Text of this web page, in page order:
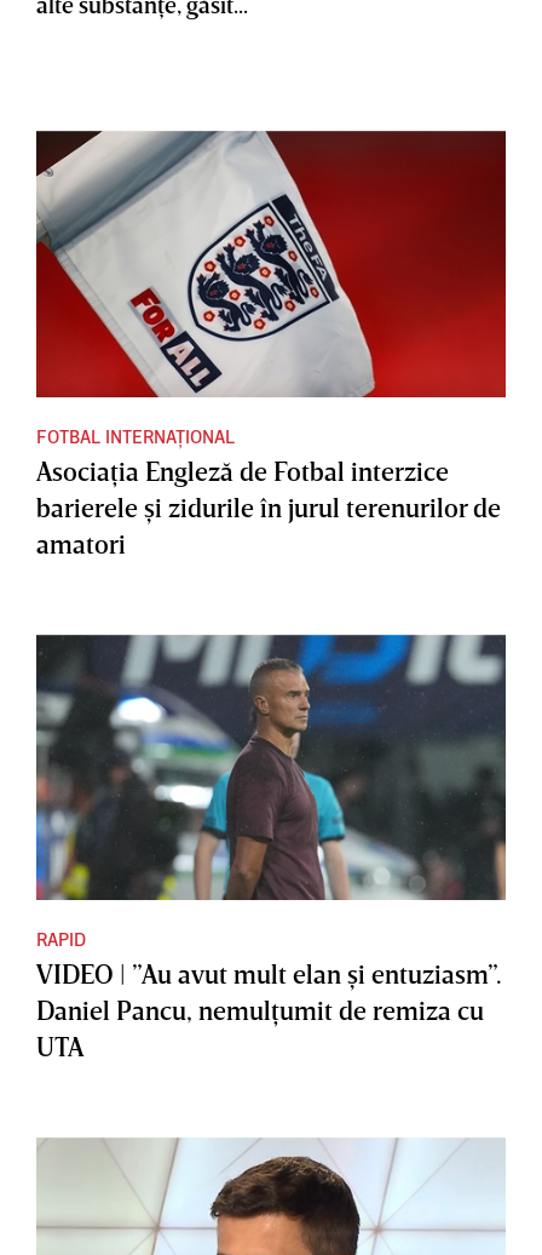
FOTBAL INTERNAȚIONAL
Asociaţia Engleză de Fotbal interzice
barierele şi zidurile în jurul terenurilor de
amatori
RAPID
VIDEO | ”Au avut mult elan şi entuziasm”.
Daniel Pancu, nemulţumit de remiza cu
UTA